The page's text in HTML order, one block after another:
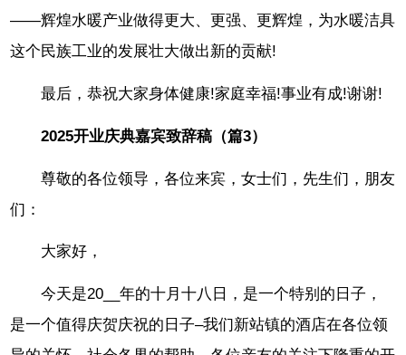
——辉煌水暖产业做得更大、更强、更辉煌，为水暖洁具
这个民族工业的发展壮大做出新的贡献!
最后，恭祝大家身体健康!家庭幸福!事业有成!谢谢!
2025开业庆典嘉宾致辞稿（篇3）
尊敬的各位领导，各位来宾，女士们，先生们，朋友
们：
大家好，
今天是20__年的十月十八日，是一个特别的日子，
是一个值得庆贺庆祝的日子–我们新站镇的酒店在各位领